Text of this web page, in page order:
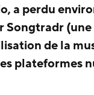
a perdu
Songtradr
de la
plateformes